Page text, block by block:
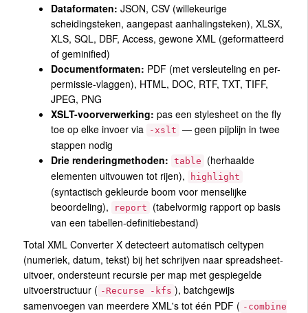
Dataformaten: JSON, CSV (willekeurige
scheidingsteken, aangepast aanhalingsteken), XLSX,
XLS, SQL, DBF, Access, gewone XML (geformatteerd
of geminified)
Documentformaten: PDF (met versleuteling en per-
permissie-vlaggen), HTML, DOC, RTF, TXT, TIFF,
JPEG, PNG
XSLT-voorverwerking: pas een stylesheet on the fly
toe op elke invoer via
-xslt — geen pijplijn in twee
stappen nodig
Drie renderingmethoden:
table
(herhaalde
elementen uitvouwen tot rijen),
highlight
(syntactisch gekleurde boom voor menselijke
beoordeling),
report
(tabelvormig rapport op basis
van een tabellen-definitiebestand)
Total XML Converter X detecteert automatisch celtypen
(numeriek, datum, tekst) bij het schrijven naar spreadsheet-
uitvoer, ondersteunt recursie per map met gespiegelde
uitvoerstructuur ( -Recurse -kfs ), batchgewijs
samenvoegen van meerdere XML's tot één PDF ( -combine